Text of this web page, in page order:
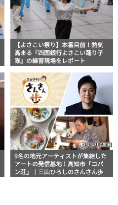
【よさこい祭り】本番目前！熱気
高まる『四国銀行よさこい踊り子
隊』の練習現場をレポート
9名の地元アーティストが集結した
アートの発信基地！高知市「コパ
ン荘」｜三山ひろしのさんさん歩